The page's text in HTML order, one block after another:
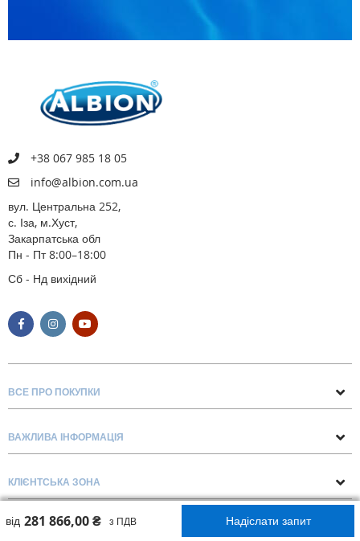
+38 067 985 18 05
info@albion.com.ua
вул. Центральна 252,
с. Іза, м.Хуст,
Закарпатська обл
Пн - Пт 8:00–18:00
Сб - Нд вихідний
ВСЕ ПРО ПОКУПКИ
Про нас
Блог
ВАЖЛИВА ІНФОРМАЦІЯ
Доставка та оплата
КЛІЄНТСЬКА ЗОНА
Обліковий запис
Замовлення
281 866,00 ₴ з ПДВ
від Надіслати запит